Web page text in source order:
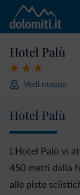
Hotel Palù
Vedi mappa
Hotel Palù
L'Hotel Palù vi
450 metri dalla
alle piste